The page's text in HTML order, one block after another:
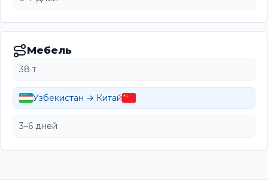
Мебель
38 т
Узбекистан → Китай
3–6 дней